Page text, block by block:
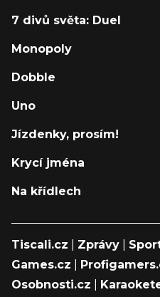
7 divů světa: Duel
Monopoly
Dobble
Uno
Jízdenky, prosím!
Krycí jména
Na křídlech
Tiscali.cz Zprávy
Games.cz
Osobnosti.cz